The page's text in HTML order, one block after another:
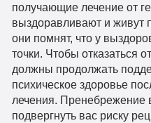
получающие лечение от
выздоравливают и живут
они помнят, что у
точки. Чтобы отказаться
должны продолжать
психическое здоровье
лечения. Пренебрежение
подвергнуть вас риску